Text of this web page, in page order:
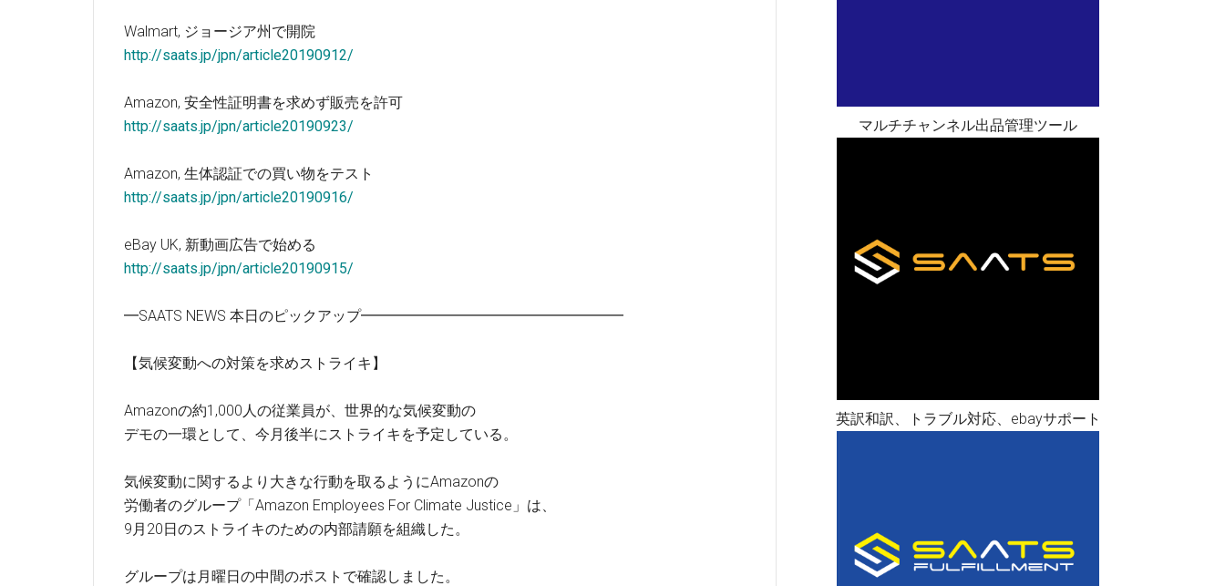
Walmart, ジョージア州で開院
http://saats.jp/jpn/article20190912/
Amazon, 安全性証明書を求めず販売を許可
http://saats.jp/jpn/article20190923/
Amazon, 生体認証での買い物をテスト
http://saats.jp/jpn/article20190916/
eBay UK, 新動画広告で始める
http://saats.jp/jpn/article20190915/
━SAATS NEWS 本日のピックアップ━━━━━━━━━━━━━━━━━━
【気候変動への対策を求めストライキ】
Amazonの約1,000人の従業員が、世界的な気候変動の
デモの一環として、今月後半にストライキを予定している。
気候変動に関するより大きな行動を取るようにAmazonの
労働者のグループ「Amazon Employees For Climate Justice」は、
9月20日のストライキのための内部請願を組織した。
グループは月曜日の中間のポストで確認しました。
マルチチャンネル出品管理ツール
英訳和訳、トラブル対応、ebayサポート